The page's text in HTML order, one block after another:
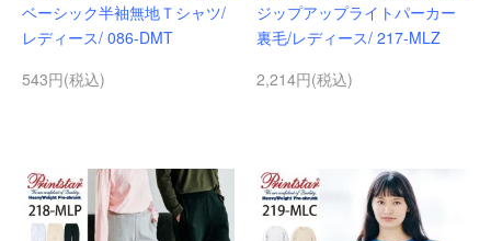
ベーシック半袖無地Ｔシャツ/
レディース/ 086-DMT
543円(税込)
ジップアップライトパーカー
裏毛/レディース/ 217-MLZ
2,214円(税込)